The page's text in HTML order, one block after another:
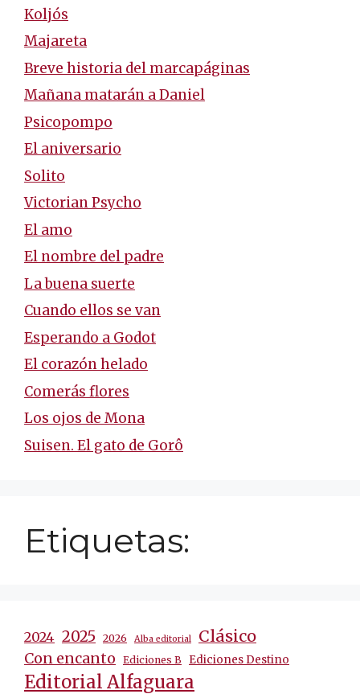
Koljós
Majareta
Breve historia del marcapáginas
Mañana matarán a Daniel
Psicopompo
El aniversario
Solito
Victorian Psycho
El amo
El nombre del padre
La buena suerte
Cuando ellos se van
Esperando a Godot
El corazón helado
Comerás flores
Los ojos de Mona
Suisen. El gato de Gorô
Etiquetas:
2024 2025 2026 Alba editorial Clásico
Con encanto Ediciones B Ediciones Destino
Editorial Alfaguara